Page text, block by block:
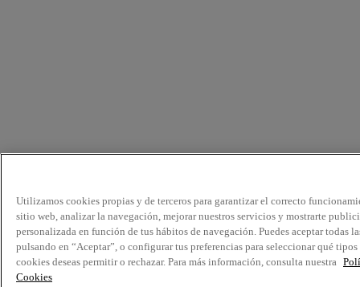
Utilizamos cookies propias y de terceros para garantizar el correcto
sitio web, analizar la navegación, mejorar nuestros servicios y mostrarte
personalizada en función de tus hábitos de navegación. Puedes aceptar todas
pulsando en “Aceptar”, o configurar tus preferencias para seleccionar qué tipos
cookies deseas permitir o rechazar. Para más información, consulta nuestra
Cookies